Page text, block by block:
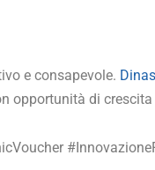
e consapevole.
opportunità di